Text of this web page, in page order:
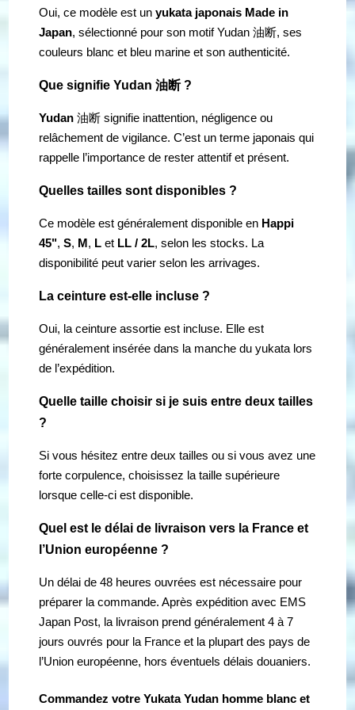
Oui, ce modèle est unyukata japonais Made in
Japan, sélectionné pour son motif Yudan 油断, ses
couleurs blanc et bleu marine et son authenticité.
Que signifie Yudan 油断 ?
Yudan 油断 signifie inattention, négligence ou
relâchement de vigilance. C’est un terme japonais qui
rappelle l’importance de rester attentif et présent.
Quelles tailles sont disponibles ?
Ce modèle est généralement disponible en Happi
45",S, M, L et LL / 2L, selon les stocks. La
disponibilité peut varier selon les arrivages.
La ceinture est-elle incluse ?
Oui, la ceinture assortie est incluse. Elle est
généralement insérée dans la manche du yukata lors
de l’expédition.
Quelle taille choisir si je suis entre deux tailles
?
Si vous hésitez entre deux tailles ou si vous avez une
forte corpulence, choisissez la taille supérieure
lorsque celle-ci est disponible.
Quel est le délai de livraison vers la France et
l’Union européenne ?
Un délai de 48 heures ouvrées est nécessaire pour
préparer la commande. Après expédition avec EMS
Japan Post, la livraison prend généralement 4 à 7
jours ouvrés pour la France et la plupart des pays de
l’Union européenne, hors éventuels délais douaniers.
Commandez votre Yukata Yudan homme blanc et